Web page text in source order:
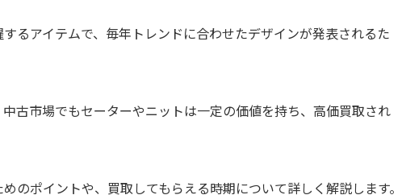
るアイテムで、毎年トレンドに合わせたデザインが発表されるた
古市場でもセーターやニットは一定の価値を持ち、高価買取され
のポイントや、買取してもらえる時期について詳しく解説します。